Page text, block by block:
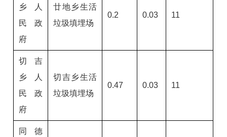
乡人
民政
府
廿地乡生活
垃圾填埋场
0.2 0.03 11
切吉
乡人
民政
府
切吉乡生活
垃圾填埋场
0.47 0.03 11
同德